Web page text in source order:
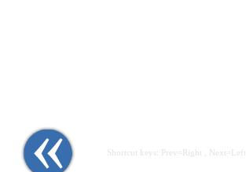
Shortcut keys: Prev=Right , Next=Left